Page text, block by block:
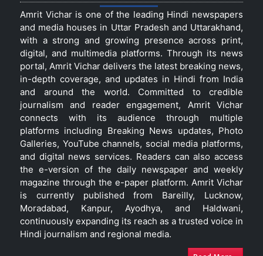
Amrit Vichar is one of the leading Hindi newspapers
and media houses in Uttar Pradesh and Uttarakhand,
with a strong and growing presence across print,
digital, and multimedia platforms. Through its news
portal, Amrit Vichar delivers the latest breaking news,
in-depth coverage, and updates in Hindi from India
and around the world. Committed to credible
journalism and reader engagement, Amrit Vichar
connects with its audience through multiple
platforms including Breaking News updates, Photo
Galleries, YouTube channels, social media platforms,
and digital news services. Readers can also access
the e-version of the daily newspaper and weekly
magazine through the e-paper platform. Amrit Vichar
is currently published from Bareilly, Lucknow,
Moradabad, Kanpur, Ayodhya, and Haldwani,
continuously expanding its reach as a trusted voice in
Hindi journalism and regional media.